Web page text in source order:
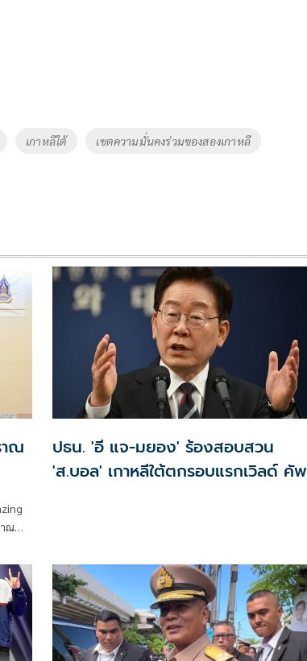
เกาหลีใต้ เขตความมั่นคงร่วมของสองเกาหลี
าณ
ณ
1
ปธน. 'อี แจ-มยอง' ร้องสอบสวน
'ส.บอล' เกาหลีใต้ตกรอบแรกเวิลด์ คัพ